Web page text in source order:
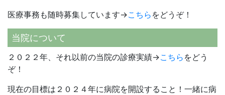
医療事務も随時募集しています→こちら をどうぞ！
当院について
２０２２年、それ以前の当院の診療実績→こちら をどう
ぞ！
現在の目標は２０２４年に病院を開設すること！一緒に病